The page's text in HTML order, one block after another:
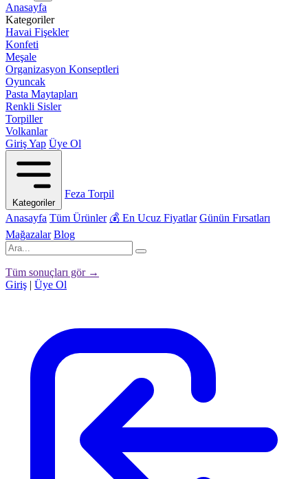
Anasayfa
Kategoriler
Havai Fişekler
Konfeti
Meşale
Organizasyon Konseptleri
Oyuncak
Pasta Maytapları
Renkli Sisler
Torpiller
Volkanlar
Giriş Yap Üye Ol
Kategoriler
Feza Torpil
Anasayfa Tüm Ürünler 💰 En Ucuz Fiyatlar Günün Fırsatları
Mağazalar Blog
Tüm sonuçları gör →
Giriş | Üye Ol